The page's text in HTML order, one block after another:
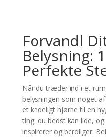
Forvandl
Belysning:
Perfekte
Når du træder ind i et
belysningen som noget
et kedeligt hjørne til en
ting, du bedst kan lide,
inspirerer og beroliger.